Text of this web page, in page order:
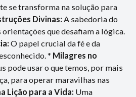
se transforma na solução para
Divinas: A sabedoria do
que desafiam a lógica.
O papel crucial da fé e da
* Milagres no
pode usar o que temos, por mais
para operar maravilhas nas
Lição para a Vida: Uma